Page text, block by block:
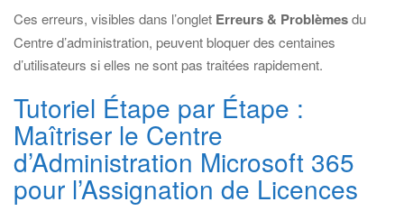
Ces erreurs, visibles dans l’onglet Erreurs & Problèmesdu
Centre d’administration, peuvent bloquer des centaines
d’utilisateurs si elles ne sont pas traitées rapidement.
Tutoriel Étape par Étape :
Maîtriser le Centre
d’Administration Microsoft 365
pour l’Assignation de Licences